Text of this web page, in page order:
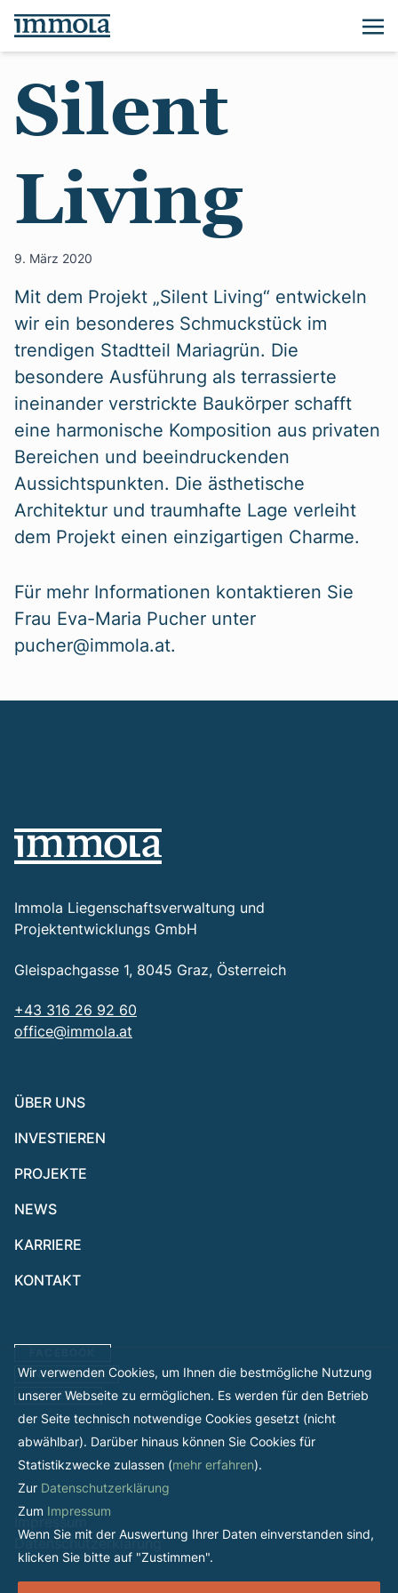
Silent
Living
9. März 2020
Mit dem Projekt „Silent Living“ entwickeln
wir ein besonderes Schmuckstück im
trendigen Stadtteil Mariagrün. Die
besondere Ausführung als terrassierte
ineinander verstrickte Baukörper schafft
eine harmonische Komposition aus privaten
Bereichen und beeindruckenden
Aussichtspunkten. Die ästhetische
Architektur und traumhafte Lage verleiht
dem Projekt einen einzigartigen Charme.
Für mehr Informationen kontaktieren Sie
Frau Eva-Maria Pucher unter
pucher@immola.at.
Immola Liegenschaftsverwaltung und
Projektentwicklungs GmbH
Gleispachgasse 1, 8045 Graz, Österreich
+43 316 26 92 60
office@immola.at
ÜBER UNS
INVESTIEREN
PROJEKTE
NEWS
KARRIERE
KONTAKT
INSTAGRAM
LINKEDIN
Impressum
Datenschutzerklärung
Wir verwenden Cookies, um Ihnen die bestmögliche Nutzung
unserer Webseite zu ermöglichen. Es werden für den Betrieb
der Seite technisch notwendige Cookies gesetzt (nicht
abwählbar). Darüber hinaus können Sie Cookies für
Statistikzwecke zulassen (mehr erfahren).
Zur Datenschutzerklärung
Zum Impressum
Wenn Sie mit der Auswertung Ihrer Daten einverstanden sind,
klicken Sie bitte auf "Zustimmen".